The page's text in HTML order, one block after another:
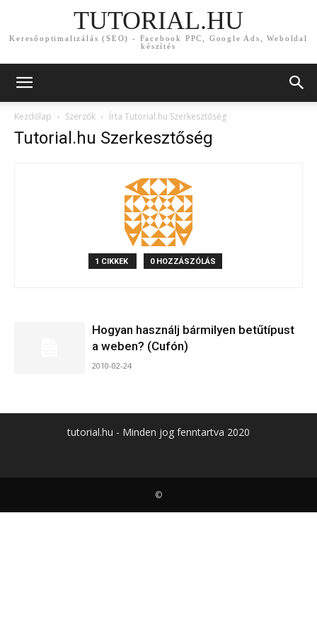
TUTORIAL.HU
Keresőoptimalizálás (SEO) - Facebook PPC, Google Ads, Weboldal
készítés
Kezdőlap Szerzők Írta Tutorial.hu Szerkesztőség
Tutorial.hu Szerkesztőség
1 CIKKEK 0 HOZZÁSZÓLÁS
Hogyan használj bármilyen betűtípust
a weben? (Cufón)
2010-02-24
tutorial.hu - Minden jog fenntartva 2020
©